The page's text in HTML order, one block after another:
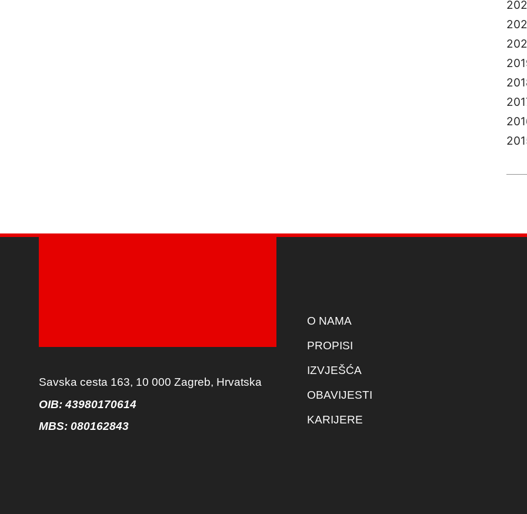
Savska cesta 163, 10 000 Zagreb, Hrvatska
OIB: 43980170614
MBS: 080162843
O NAMA
PROPISI
IZVJEŠĆA
OBAVIJESTI
KARIJERE